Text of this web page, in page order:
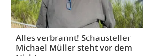
Alles verbrannt! Schausteller
Michael Müller steht vor dem